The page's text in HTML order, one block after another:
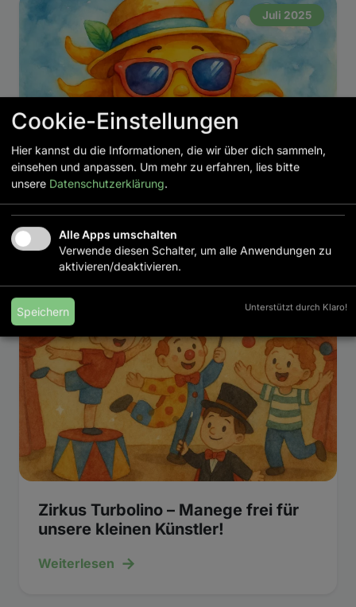
Juli 2025
Sommerferien!
Weiterlesen →
Zirkus Turbolino – Manege frei für
unsere kleinen Künstler!
Weiterlesen →
Cookie-Einstellungen
Hier kannst du die Informationen, die wir über dich sammeln,
einsehen und anpassen. Um mehr zu erfahren, lies bitte
unsere Datenschutzerklärung.
Alle Apps umschalten
Verwende diesen Schalter, um alle Anwendungen zu
aktivieren/deaktivieren.
Speichern Unterstützt durch Klaro!